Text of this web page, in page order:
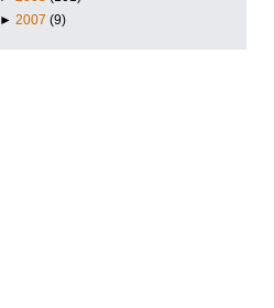
► 2007 (9)